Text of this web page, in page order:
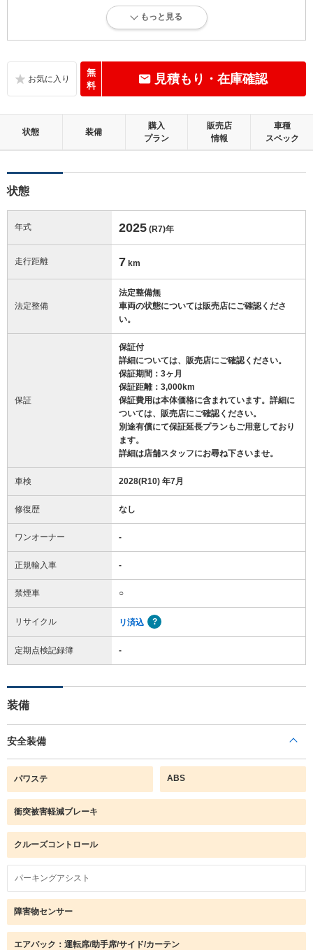
新車登録後12ヶ月未満、走行距離1万km以下で、内外装にダメージがな
無キズ、もしくは傷みや汚れなどがほぼない、とても綺麗な状態です。
外装：
無キズ、もしくはキズやヘコミなどがほぼない、とても綺麗な状態で
修復歴：無
もっと見る
無
料
見積もり・在庫確認
状態 装備
購入
プラン
販売店
情報
車種
スペック
状態
年式 2025 (R7)年
走行距離 7 km
法定整備
法定整備無
車両の状態については販売店にご確認くださ
い。
保証
保証付
詳細については、販売店にご確認ください。
保証期間：3ヶ月
保証距離：3,000km
保証費用は本体価格に含まれています。詳細に
ついては、販売店にご確認ください。
別途有償にて保証延長プランもご用意しており
ます。
詳細は店舗スタッフにお尋ね下さいませ。
車検 2028(R10) 年7月
修復歴 なし
ワンオーナー -
正規輸入車 -
禁煙車 ○
リサイクル リ済込
定期点検記録簿 -
装備
安全装備
パワステ ABS
衝突被害軽減ブレーキ
クルーズコントロール
パーキングアシスト
障害物センサー
エアバック：運転席/助手席/サイド/カーテン